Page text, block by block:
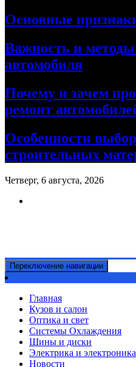
Основные
Важность и
автомобиля
Почему и зачем
ремонт
Особенности
строительных
Четверг, 6 августа, 2026
Переключение навигации
Главная
Кузов и салон
Оптика и свет
Системы Охлаждения
Шины и диски
Электрика и электроника
Новости